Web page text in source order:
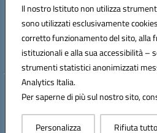
Il nostro Istituto non utilizza
sono utilizzati esclusivamente
corretto funzionamento del sito, alla
istituzionali e alla sua accessibilità –
strumenti statistici anonimizzati
Analytics Italia.
Per saperne di più sul nostro sito,
Personalizza Rifiuta tutto
Codice fiscale: 82008750638
Codice meccanografico:NAIS04100B
Codice Indice delle Pubbliche
Codice unico di fatturazione (CUF): UFELOU
Hosting & Powered by
Concept & Design by